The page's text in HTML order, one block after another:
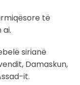
të
sirianë
Damaskun,
it.